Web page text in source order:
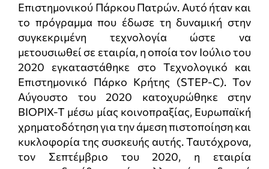
Επιστημονικού Πάρκου Πατρών. Αυτό ήταν και
το πρόγραμμα που έδωσε τη δυναμική στην
συγκεκριμένη τεχνολογία ώστε να
μετουσιωθεί σε εταιρία, η οποία τον Ιούλιο του
2020 εγκαταστάθηκε στο Τεχνολογικό και
Επιστημονικό Πάρκο Κρήτης (STEP-C). Τον
Αύγουστο του 2020 κατοχυρώθηκε στην
BIOPIX-T μέσω μίας κοινοπραξίας, Ευρωπαϊκή
χρηματοδότηση για την άμεση πιστοποίηση και
κυκλοφορία της συσκευής αυτής. Ταυτόχρονα,
τον Σεπτέμβριο του 2020, η εταιρία